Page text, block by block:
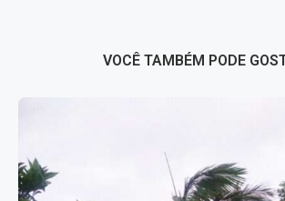
VOCÊ TAMBÉM PODE